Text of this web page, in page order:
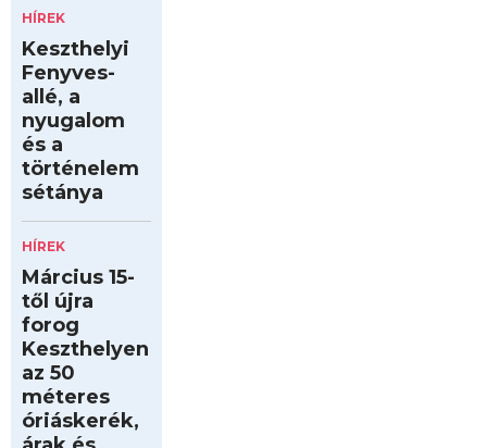
HÍREK
Keszthelyi
Fenyves-
allé, a
nyugalom
és a
történelem
sétánya
HÍREK
Március 15-
től újra
forog
Keszthelyen
az 50
méteres
óriáskerék,